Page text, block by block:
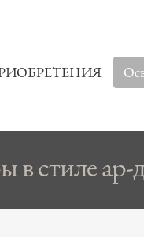
в стиле ар-